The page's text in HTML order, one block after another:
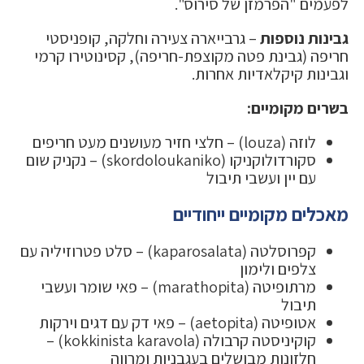
גבינות נוספות– גרבייארה צעירה וחלקה, קופניסטי
חריפה (גבינת פטה מקוצפת-חריפה), קסינוטירו קרמי
וגבינות קיקלאדיות אחרות.
בשרים מקומיים:
לוזה (louza) – חלצי חזיר מעושנים מעט חריפים
סקורדולוקניקו (skordoloukaniko) – נקניק שום
עם יין ועשבי תיבול
מאכלים מקומיים ייחודיים
קפרוסלטה (kaparosalata) – סלט פטרוזיליה עם
צלפים ולימון
מרתופיטה (marathopita) – פאי שומר ועשבי
תיבול
אטופיטה (aetopita) – פאי דק עם דגים וירקות
קוקיניסטה קרבולה (kokkinista karavola) –
חלזונות מבושלים בעגבניות ומרווה